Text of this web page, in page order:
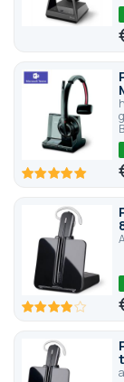
100 100
77.6 100